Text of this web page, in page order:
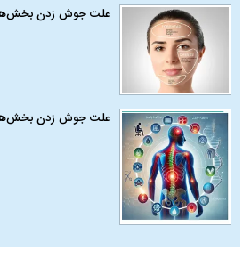
علت جوش زدن
علت جوش زدن